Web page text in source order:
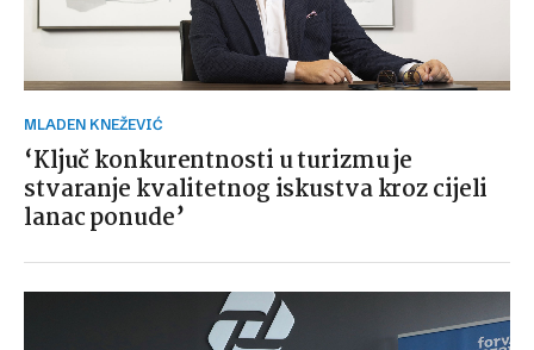
MLADEN KNEŽEVIĆ
‘Ključ konkurentnosti u turizmu je
stvaranje kvalitetnog iskustva kroz cijeli
lanac ponude’